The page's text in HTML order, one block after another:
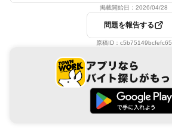
掲載開始日： 2026/04/28
問題を報告する
原稿ID： c5b75149bcfefc65